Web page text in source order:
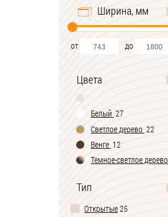
Ширина, мм
от до
Цвета
Белый 27
Светлое дерево 22
Венге 12
Темное-cветлое дерево
Тип
Открытые25